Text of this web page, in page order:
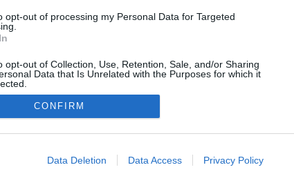
opt-out of processing my Personal Data for Targeted
opt-out of Collection, Use, Retention, Sale, and/or Sharing
Data that Is Unrelated with the Purposes for which it
allow Google to enable storage related to advertising like cookies
CONFIRM
Data Deletion Data Access Privacy Policy